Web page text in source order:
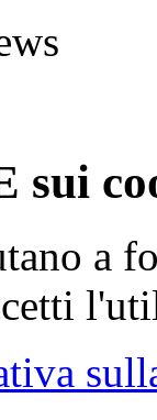
sui
a